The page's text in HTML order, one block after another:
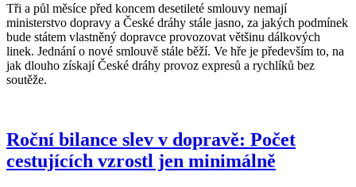
Tři a půl měsíce před koncem desetileté smlouvy nemají
ministerstvo dopravy a České dráhy stále jasno, za jakých podmínek
bude státem vlastněný dopravce provozovat většinu dálkových
linek. Jednání o nové smlouvě stále běží. Ve hře je především to, na
jak dlouho získají České dráhy provoz expresů a rychlíků bez
soutěže.
Roční bilance slev v dopravě: Počet
cestujících vzrostl jen minimálně